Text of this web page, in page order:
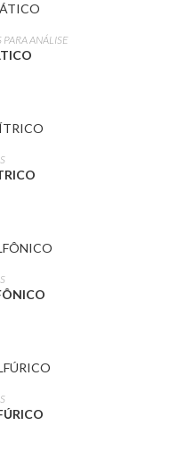
PARA ANÁLISE